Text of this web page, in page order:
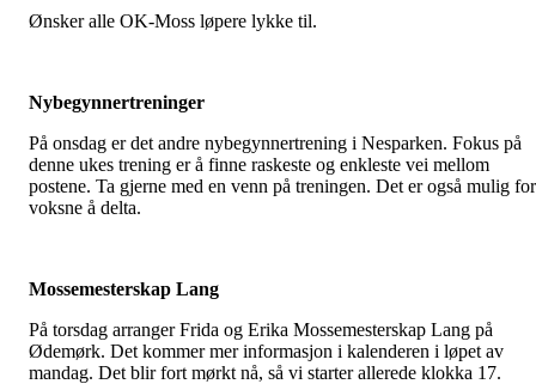
Ønsker alle OK-Moss løpere lykke til.
Nybegynnertreninger
På onsdag er det andre nybegynnertrening i Nesparken. Fokus på
denne ukes trening er å finne raskeste og enkleste vei mellom
postene. Ta gjerne med en venn på treningen. Det er også mulig for
voksne å delta.
Mossemesterskap Lang
På torsdag arranger Frida og Erika Mossemesterskap Lang på
Ødemørk. Det kommer mer informasjon i kalenderen i løpet av
mandag. Det blir fort mørkt nå, så vi starter allerede klokka 17.